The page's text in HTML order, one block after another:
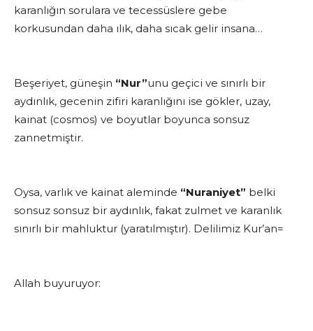
karanlığın sorulara ve tecessüslere gebe
korkusundan daha ılık, daha sıcak gelir insana…
Beşeriyet, güneşin “Nur”unu geçici ve sınırlı bir
aydınlık, gecenin zifiri karanlığını ise gökler, uzay,
kainat (cosmos) ve boyutlar boyunca sonsuz
zannetmiştir.
Oysa, varlık ve kainat aleminde “Nuraniyet” belki
sonsuz sonsuz bir aydınlık, fakat zulmet ve karanlık
sınırlı bir mahluktur (yaratılmıştır). Delilimiz Kur’an=
Allah buyuruyor: